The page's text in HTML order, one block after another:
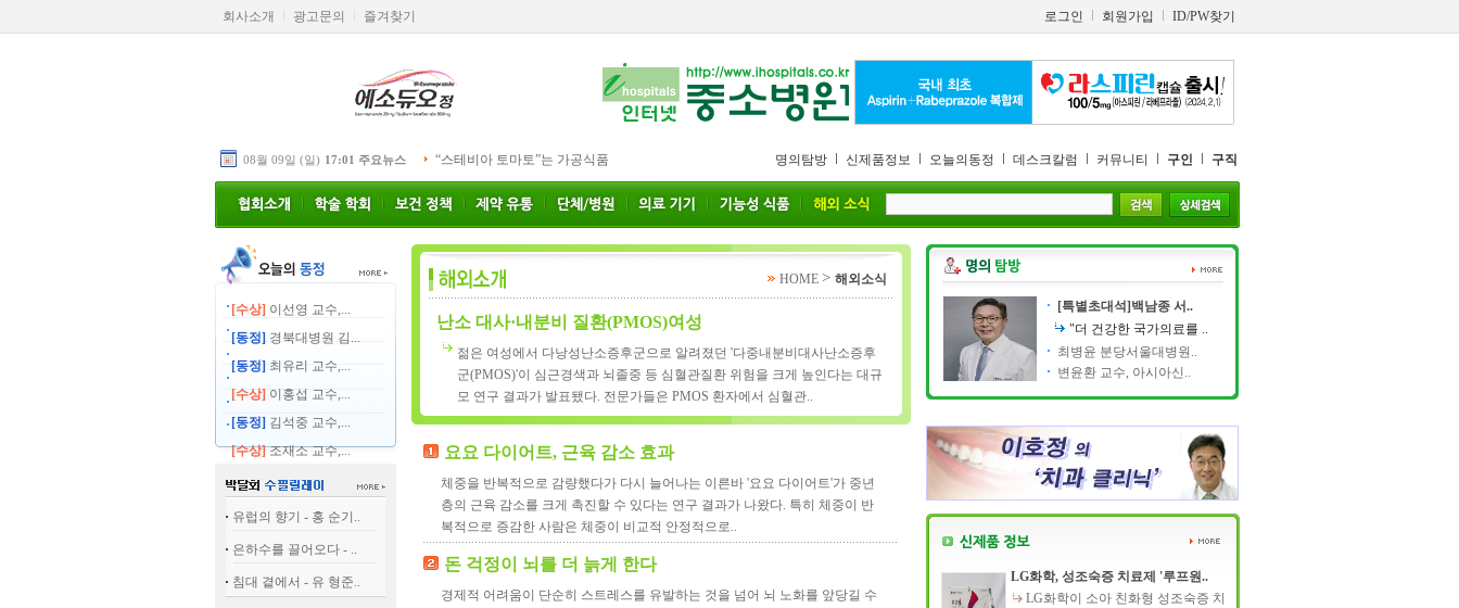
회사소개 광고문의 즐겨찾기 로그인 회원가입 ID/PW찾기
08월 09일 (일) 17:01 주요뉴스 “스테비아 토마토”는 가공식품 명의탐방 신제품정보 오늘의동정 데스크칼럼 커뮤니티 구인 구직
[수상] 이선영 교수,...
[동정] 경북대병원 김...
[동정] 최유리 교수,...
[수상] 이홍섭 교수,...
[동정] 김석중 교수,...
[수상]조재소 교수,...
유럽의 향기 - 홍 순기..
은하수를 끌어오다 - ..
침대 곁에서 - 유 형준..
HOME > 해외소식
난소 대사·내분비 질환(PMOS)여성
젊은 여성에서 다낭성난소증후군으로 알려졌던 '다중내분비대사난소증후
군(PMOS)'이 심근경색과 뇌졸중 등 심혈관질환 위험을 크게 높인다는 대규
모 연구 결과가 발표됐다. 전문가들은 PMOS 환자에서 심혈관..
요요 다이어트, 근육 감소 효과
체중을 반복적으로 감량했다가 다시 늘어나는 이른바 '요요 다이어트'가 중년
층의 근육 감소를 크게 촉진할 수 있다는 연구 결과가 나왔다. 특히 체중이 반
복적으로 증감한 사람은 체중이 비교적 안정적으로..
돈 걱정이 뇌를 더 늙게 한다
경제적 어려움이 단순히 스트레스를 유발하는 것을 넘어 뇌 노화를 앞당길 수
[특별초대석]백남종 서..
"더 건강한 국가의료를 ..
최병윤 분당서울대병원..
변윤환 교수, 아시아신..
LG화학, 성조숙증 치료제 '루프원..
LG화학이 소아 친화형 성조숙증 치